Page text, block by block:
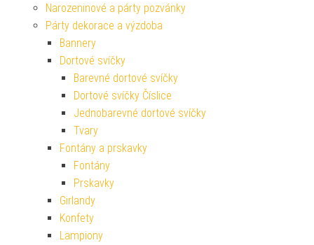
Narozeninové a párty pozvánky
Párty dekorace a výzdoba
Bannery
Dortové svíčky
Barevné dortové svíčky
Dortové svíčky Číslice
Jednobarevné dortové svíčky
Tvary
Fontány a prskavky
Fontány
Prskavky
Girlandy
Konfety
Lampiony